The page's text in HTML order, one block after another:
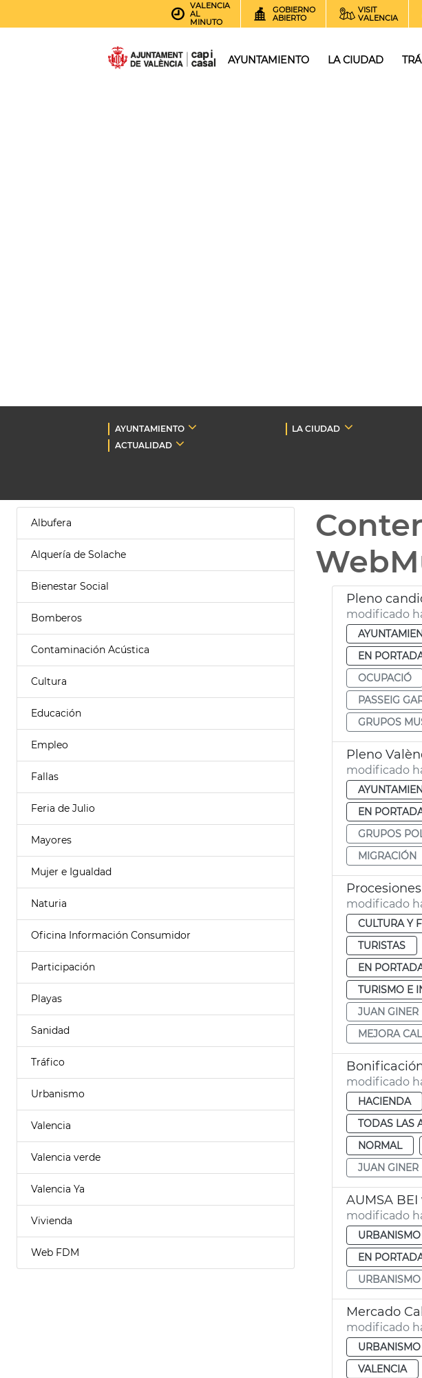
VALENCIA
AL
MINUTO
GOBIERNO
ABIERTO
VISIT
VALENCIA
AYUNTAMIENTO LA CIUDAD
AYUNTAMIENTO LA CIUDAD
ACTUALIDAD
Albufera
Alquería de Solache
Bienestar Social
Bomberos
Contaminación Acústica
Cultura
Educación
Empleo
Fallas
Feria de Julio
Mayores
Mujer e Igualdad
Naturia
Oficina Información Consumidor
Participación
Playas
Sanidad
Tráfico
Urbanismo
Valencia
Valencia verde
Valencia Ya
Vivienda
Web FDM
Pleno
modificado
EN
OCUPACIÓ
PASSEIG
GRUPOS
Pleno
modificado
EN
GRUPOS
MIGRACIÓN
modificado
CULTURA Y
TURISTAS
EN
TURISMO E
JUAN GINER
MEJORA
modificado
HACIENDA
TODAS LAS
NORMAL
JUAN GINER
AUMSA
modificado
EN
URBANISMO
Mercado
modificado
VALENCIA